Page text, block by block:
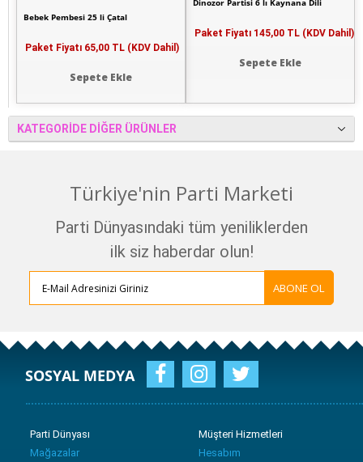
Paket Fiyatı 145,00 TL (KDV Dahil)
Sepete Ekle
Bebek Pembesi 25 li Çatal
Paket Fiyatı 65,00 TL (KDV Dahil)
Sepete Ekle
KATEGORIDE DIĞER ÜRÜNLER
Türkiye'nin Parti Marketi
Parti Dünyasındaki tüm yeniliklerden
ilk siz haberdar olun!
ABONE OL
SOSYAL MEDYA
Parti Dünyası
Mağazalar
Müşteri Hizmetleri
Hesabım